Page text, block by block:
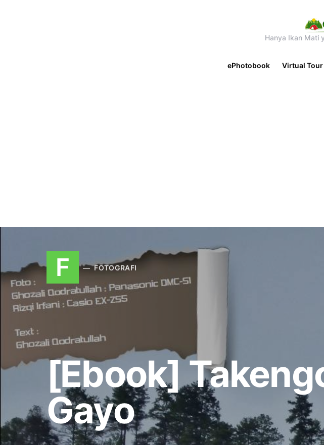
Hanya Ikan Mati
ePhotobook Virtual
F FOTOGRAFI
[Ebook]
Gayo